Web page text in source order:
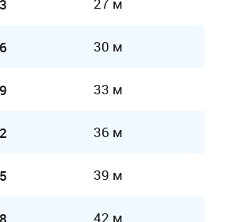
30 м
33 м
36 м
39 м
42 м